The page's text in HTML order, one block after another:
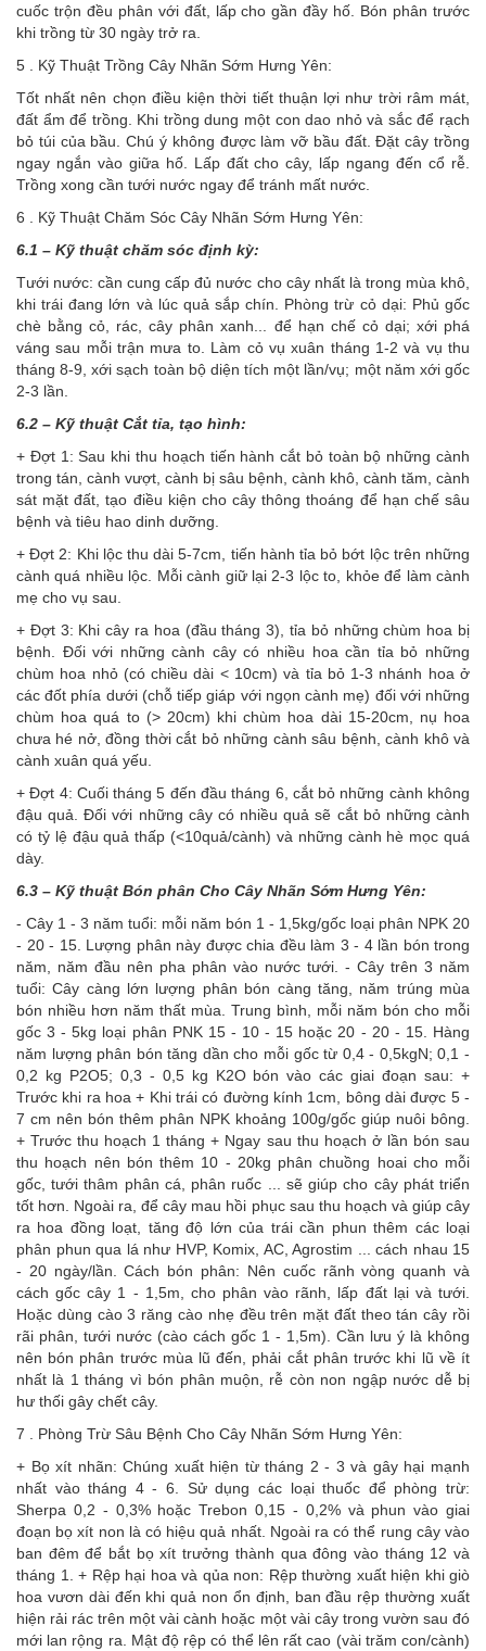
cuốc trộn đều phân với đất, lấp cho gần đầy hố. Bón phân trước
khi trồng từ 30 ngày trở ra.
5 . Kỹ Thuật Trồng Cây Nhãn Sớm Hưng Yên:
Tốt nhất nên chọn điều kiện thời tiết thuận lợi như trời râm mát,
đất ẩm để trồng. Khi trồng dung một con dao nhỏ và sắc để rạch
bỏ túi của bầu. Chú ý không được làm vỡ bầu đất. Đặt cây trồng
ngay ngắn vào giữa hố. Lấp đất cho cây, lấp ngang đến cổ rễ.
Trồng xong cần tưới nước ngay để tránh mất nước.
6 . Kỹ Thuật Chăm Sóc Cây Nhãn Sớm Hưng Yên:
6.1 – Kỹ thuật chăm sóc định kỳ:
Tưới nước: cần cung cấp đủ nước cho cây nhất là trong mùa khô,
khi trái đang lớn và lúc quả sắp chín. Phòng trừ cỏ dại: Phủ gốc
chè bằng cỏ, rác, cây phân xanh... để hạn chế cỏ dại; xới phá
váng sau mỗi trận mưa to. Làm cỏ vụ xuân tháng 1-2 và vụ thu
tháng 8-9, xới sạch toàn bộ diện tích một lần/vụ; một năm xới gốc
2-3 lần.
6.2 – Kỹ thuật Cắt tỉa, tạo hình:
+ Đợt 1: Sau khi thu hoạch tiến hành cắt bỏ toàn bộ những cành
trong tán, cành vượt, cành bị sâu bệnh, cành khô, cành tăm, cành
sát mặt đất, tạo điều kiện cho cây thông thoáng để hạn chế sâu
bệnh và tiêu hao dinh dưỡng.
+ Đợt 2: Khi lộc thu dài 5-7cm, tiến hành tỉa bỏ bớt lộc trên những
cành quá nhiều lộc. Mỗi cành giữ lại 2-3 lộc to, khỏe để làm cành
mẹ cho vụ sau.
+ Đợt 3: Khi cây ra hoa (đầu tháng 3), tỉa bỏ những chùm hoa bị
bệnh. Đối với những cành cây có nhiều hoa cần tỉa bỏ những
chùm hoa nhỏ (có chiều dài < 10cm) và tỉa bỏ 1-3 nhánh hoa ở
các đốt phía dưới (chỗ tiếp giáp với ngọn cành mẹ) đối với những
chùm hoa quá to (> 20cm) khi chùm hoa dài 15-20cm, nụ hoa
chưa hé nở, đồng thời cắt bỏ những cành sâu bệnh, cành khô và
cành xuân quá yếu.
+ Đợt 4: Cuối tháng 5 đến đầu tháng 6, cắt bỏ những cành không
đậu quả. Đối với những cây có nhiều quả sẽ cắt bỏ những cành
có tỷ lệ đậu quả thấp (<10quả/cành) và những cành hè mọc quá
dày.
6.3 – Kỹ thuật Bón phân Cho Cây Nhãn Sớm Hưng Yên:
- Cây 1 - 3 năm tuổi: mỗi năm bón 1 - 1,5kg/gốc loại phân NPK 20
- 20 - 15. Lượng phân này được chia đều làm 3 - 4 lần bón trong
năm, năm đầu nên pha phân vào nước tưới. - Cây trên 3 năm
tuổi: Cây càng lớn lượng phân bón càng tăng, năm trúng mùa
bón nhiều hơn năm thất mùa. Trung bình, mỗi năm bón cho mỗi
gốc 3 - 5kg loại phân PNK 15 - 10 - 15 hoặc 20 - 20 - 15. Hàng
năm lượng phân bón tăng dần cho mỗi gốc từ 0,4 - 0,5kgN; 0,1 -
0,2 kg P2O5; 0,3 - 0,5 kg K2O bón vào các giai đoạn sau: +
Trước khi ra hoa + Khi trái có đường kính 1cm, bông dài được 5 -
7 cm nên bón thêm phân NPK khoảng 100g/gốc giúp nuôi bông.
+ Trước thu hoạch 1 tháng + Ngay sau thu hoạch ở lần bón sau
thu hoạch nên bón thêm 10 - 20kg phân chuồng hoai cho mỗi
gốc, tưới thâm phân cá, phân ruốc ... sẽ giúp cho cây phát triển
tốt hơn. Ngoài ra, để cây mau hồi phục sau thu hoạch và giúp cây
ra hoa đồng loạt, tăng độ lớn của trái cần phun thêm các loại
phân phun qua lá như HVP, Komix, AC, Agrostim ... cách nhau 15
- 20 ngày/lần. Cách bón phân: Nên cuốc rãnh vòng quanh và
cách gốc cây 1 - 1,5m, cho phân vào rãnh, lấp đất lại và tưới.
Hoặc dùng cào 3 răng cào nhẹ đều trên mặt đất theo tán cây rồi
rãi phân, tưới nước (cào cách gốc 1 - 1,5m). Cần lưu ý là không
nên bón phân trước mùa lũ đến, phải cắt phân trước khi lũ về ít
nhất là 1 tháng vì bón phân muộn, rễ còn non ngập nước dễ bị
hư thối gây chết cây.
7 . Phòng Trừ Sâu Bệnh Cho Cây Nhãn Sớm Hưng Yên:
+ Bọ xít nhãn: Chúng xuất hiện từ tháng 2 - 3 và gây hại mạnh
nhất vào tháng 4 - 6. Sử dụng các loại thuốc để phòng trừ:
Sherpa 0,2 - 0,3% hoặc Trebon 0,15 - 0,2% và phun vào giai
đoạn bọ xít non là có hiệu quả nhất. Ngoài ra có thể rung cây vào
ban đêm để bắt bọ xít trưởng thành qua đông vào tháng 12 và
tháng 1. + Rệp hại hoa và qủa non: Rệp thường xuất hiện khi giò
hoa vươn dài đến khi quả non ổn định, ban đầu rệp thường xuất
hiện rải rác trên một vài cành hoặc một vài cây trong vườn sau đó
mới lan rộng ra. Mật độ rệp có thể lên rất cao (vài trăm con/cành)